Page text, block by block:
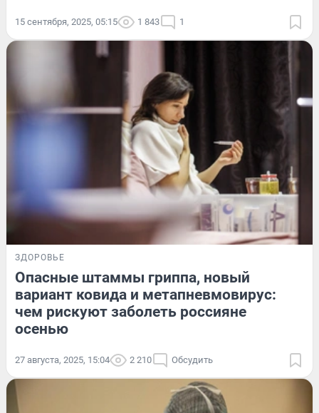
15 сентября, 2025, 05:15 1 843 1
ЗДОРОВЬЕ
Опасные штаммы гриппа, новый
вариант ковида и метапневмовирус:
чем рискуют заболеть россияне
осенью
27 августа, 2025, 15:04 2 210 Обсудить